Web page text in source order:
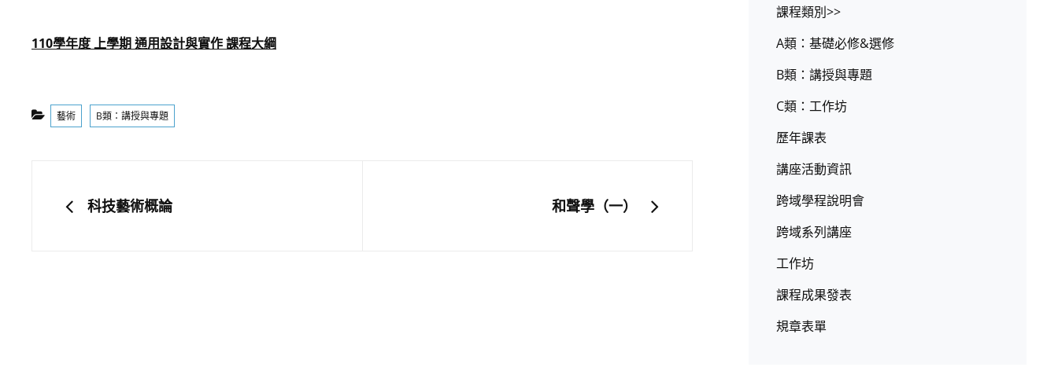
110學年度 上學期 通用設計與實作 課程大綱
Categories
藝術 B類：講授與專題
PREVIOUS
科技藝術概論 和聲學（一）
課程類別>>
A類：基礎必修&選修
B類：講授與專題
C類：工作坊
歷年課表
講座活動資訊
跨域學程說明會
跨域系列講座
工作坊
課程成果發表
規章表單